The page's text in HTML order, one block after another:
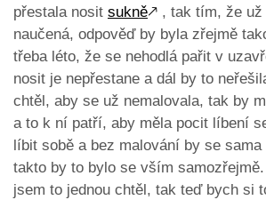
přestala nosit sukně🡕 , tak tím, že
naučená, odpověď by byla zřejmě
třeba léto, že se nehodlá pařit v
nosit je nepřestane a dál by to
chtěl, aby se už nemalovala, tak by
a to k ní patří, aby měla pocit líbení
líbit sobě a bez malování by se
takto by to bylo se vším
jsem to jednou chtěl, tak teď bych si